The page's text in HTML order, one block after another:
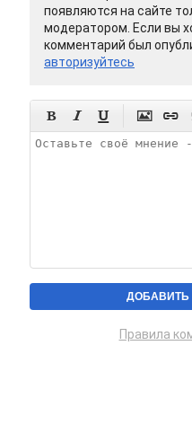
появляются на сайте
модератором. Если вы
комментарий был
авторизуйтесь
    
Правила